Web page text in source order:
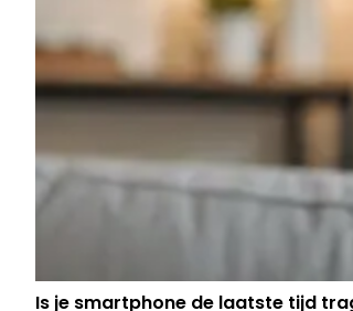
Is je smartphone de laatste tijd